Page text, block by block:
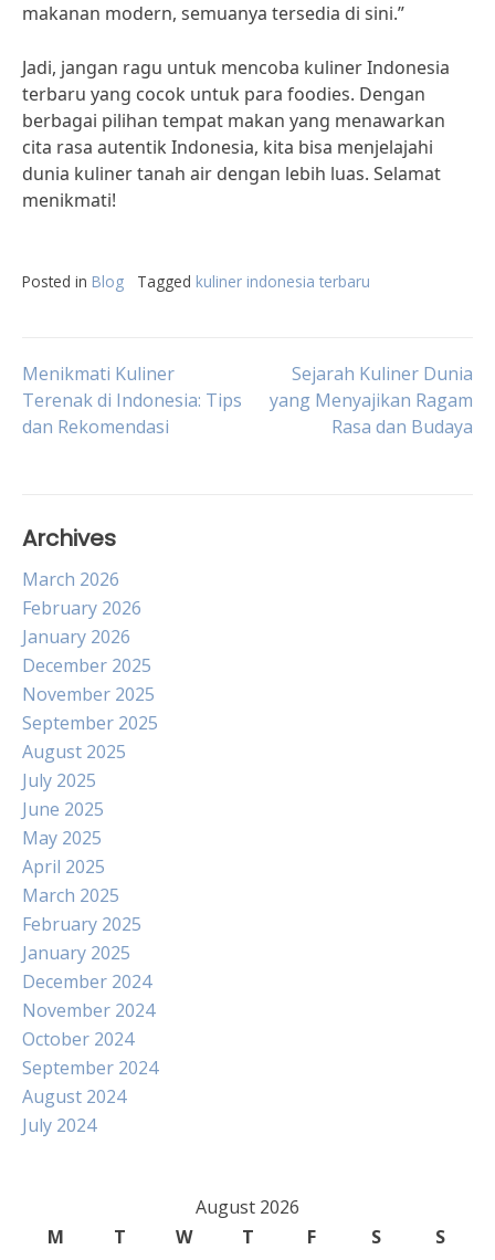
makanan modern, semuanya tersedia di sini.”
Jadi, jangan ragu untuk mencoba kuliner Indonesia
terbaru yang cocok untuk para foodies. Dengan
berbagai pilihan tempat makan yang menawarkan
cita rasa autentik Indonesia, kita bisa menjelajahi
dunia kuliner tanah air dengan lebih luas. Selamat
menikmati!
Posted in Blog Tagged kuliner indonesia terbaru
Post
navigation
Menikmati Kuliner
Terenak di Indonesia: Tips
dan Rekomendasi
Sejarah Kuliner Dunia
yang Menyajikan Ragam
Rasa dan Budaya
Archives
March 2026
February 2026
January 2026
December 2025
November 2025
September 2025
August 2025
July 2025
June 2025
May 2025
April 2025
March 2025
February 2025
January 2025
December 2024
November 2024
October 2024
September 2024
August 2024
July 2024
August 2026
M
T W T F S
S